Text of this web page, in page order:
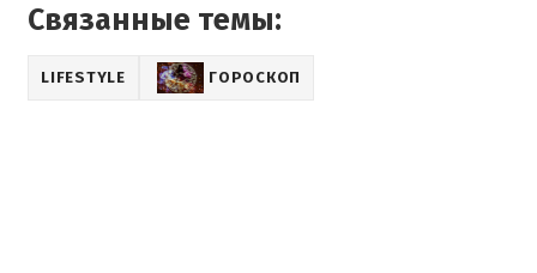
Связанные темы:
LIFESTYLE ГОРОСКОП